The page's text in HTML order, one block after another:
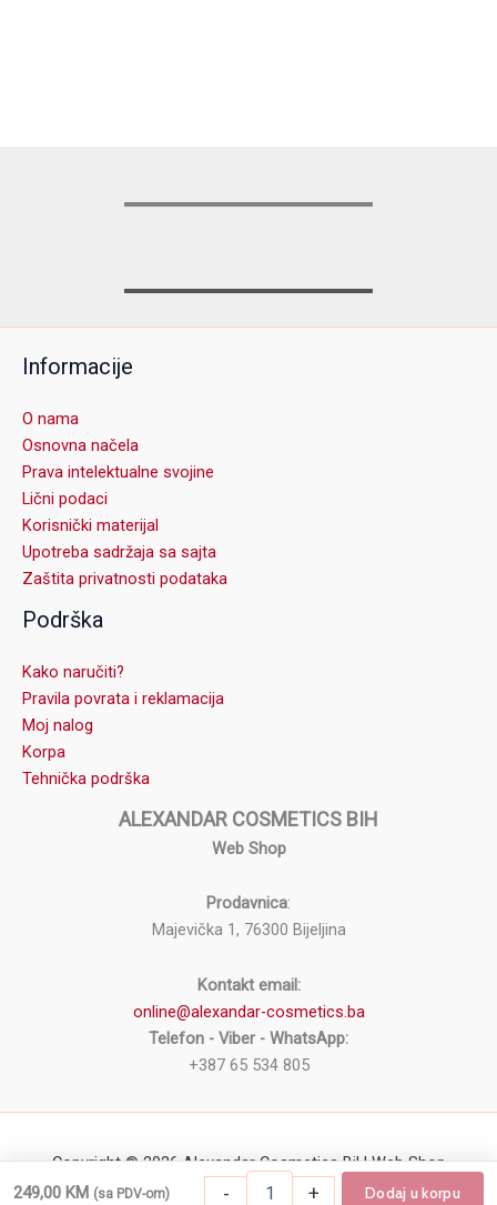
Informacije
O nama
Osnovna načela
Prava intelektualne svojine
Lični podaci
Korisnički materijal
Upotreba sadržaja sa sajta
Zaštita privatnosti podataka
Podrška
Kako naručiti?
Pravila povrata i reklamacija
Moj nalog
Korpa
Tehnička podrška
ALEXANDAR COSMETICS BIH
Web Shop
Prodavnica:
Majevička 1, 76300 Bijeljina
Kontakt email:
online@alexandar-cosmetics.ba
Telefon - Viber - WhatsApp:
+387 65 534 805
Copyright © 2026 Alexandar Cosmetics BiH Web Shop
249,00 KM (sa PDV-om) - + Dodaj u korpu
Pomoćna